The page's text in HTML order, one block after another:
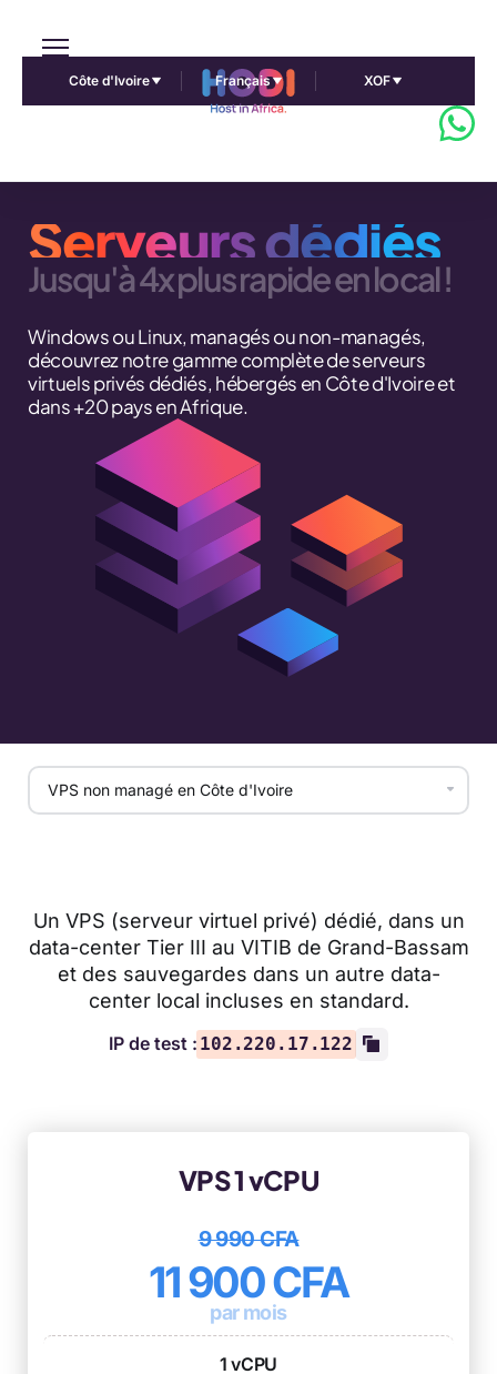
Côte d'Ivoire Français XOF
Serveurs dédiés
Jusqu'à 4x plus rapide en local !
Windows ou Linux, managés ou non-managés,
découvrez notre gamme complète de serveurs
virtuels privés dédiés, hébergés en Côte d'Ivoire et
dans +20 pays en Afrique.
Un VPS (serveur virtuel privé) dédié, dans un
data-center Tier III au VITIB de Grand-Bassam
et des sauvegardes dans un autre data-
center local incluses en standard.
IP de test : 102.220.17.122
VPS 1 vCPU
9 990 CFA
11 900 CFA
par mois
1 vCPU